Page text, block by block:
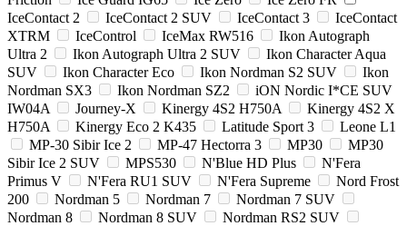
IceContact 2
IceContact 2 SUV IceContact 3
IceContact
XTRM
IceControl IceMax RW516
Ikon Autograph
Ultra 2
Ikon Autograph Ultra 2 SUV
Ikon Character Aqua
SUV
Ikon Character Eco Ikon Nordman S2 SUV
Ikon
Nordman SX3
Ikon Nordman SZ2
iON Nordic I*CE SUV
IW04A
Journey-X Kinergy 4S2 H750A
Kinergy 4S2 X
H750A
Kinergy Eco 2 K435 Latitude Sport 3
Leone L1
MP-30 Sibir Ice 2
MP-47 Hectorra 3 MP30
MP30
Sibir Ice 2 SUV
MPS530 N'Blue HD Plus
N'Fera
Primus V
N'Fera RU1 SUV N'Fera Supreme
Nord Frost
200
Nordman 5 Nordman 7
Nordman 7 SUV
Nordman 8
Nordman 8 SUV
Nordman RS2 SUV